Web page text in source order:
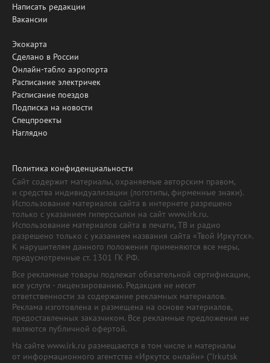
Написать редакции
Вакансии
Экокарта
Сделано в России
Онлайн-табло аэропорта
Расписание электричек
Расписание поездов
Подписка на новости
Спецпроекты
Наглядно
Политика конфиденциальности
Сайт содержит материалы, охраняемые авторским правом,
и средства индивидуализации (логотипы, фирменные знаки).
Использование материалов сайта в интернете разрешено
только с указанием гиперссылки на сайт www.irk.ru.
Использование материалов сайта в печати, ТВ и радио
разрешено только с указанием названия сайта «Твой Иркутск».
К нарушителям данного положения применяются все меры,
предусмотренные ст. 1301 ГК РФ.
Все рекламные товары подлежат обязательной сертификации,
все услуги - лицензированию. Редакция не несет
ответственности за содержание рекламных материалов.
Реклама изготовлена и размещена на основе материалов,
предоставленных заказчиком. Все рекламные предложения не
являются публичной офертой.
На сайте www.irk.ru размещаются в том числе и материалы
от информационного агентства «Иркутск онлайн» ("Irkutsk